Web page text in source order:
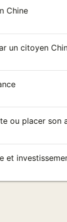
Chine
un citoyen
ou placer son
et